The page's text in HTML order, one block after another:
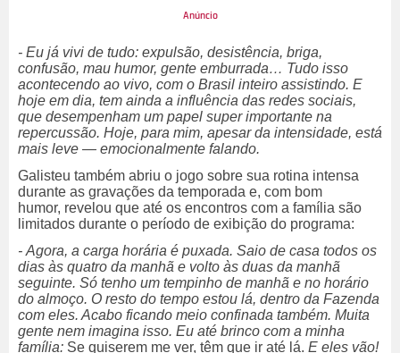
- Eu já vivi de tudo: expulsão, desistência, briga,
confusão, mau humor, gente emburrada… Tudo isso
acontecendo ao vivo, com o Brasil inteiro assistindo. E
hoje em dia, tem ainda a influência das redes sociais,
que desempenham um papel super importante na
repercussão. Hoje, para mim, apesar da intensidade, está
mais leve — emocionalmente falando.
Galisteu também abriu o jogo sobre sua rotina intensa
durante as gravações da temporada e, com bom
humor, revelou que até os encontros com a família são
limitados durante o período de exibição do programa:
- Agora, a carga horária é puxada. Saio de casa todos os
dias às quatro da manhã e volto às duas da manhã
seguinte. Só tenho um tempinho de manhã e no horário
do almoço. O resto do tempo estou lá, dentro da Fazenda
com eles. Acabo ficando meio confinada também. Muita
gente nem imagina isso. Eu até brinco com a minha
família: Se quiserem me ver, têm que ir até lá. E eles vão!